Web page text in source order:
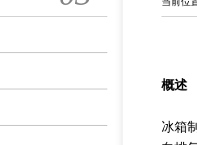
概述
冰箱